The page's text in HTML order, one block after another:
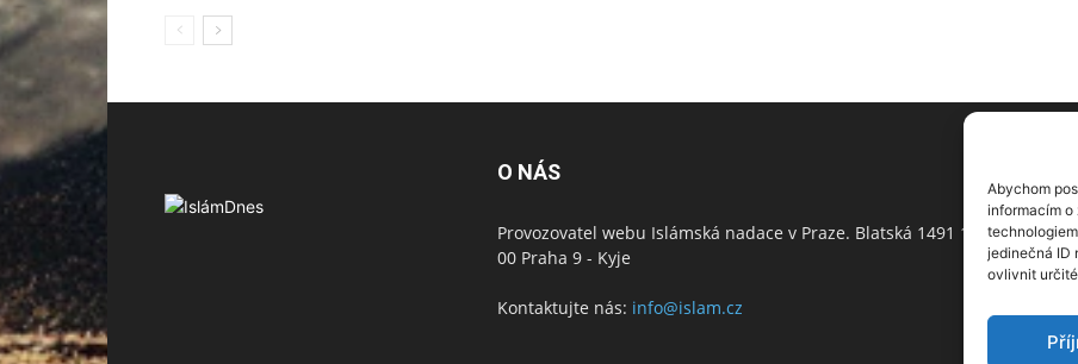
Abychom
informacím o
jedinečná ID
ovlivnit
O NÁS
Provozovatel webu Islámská nadace v Praze. Blatská 1491 198
00 Praha 9 - Kyje
Kontaktujte nás: info@islam.cz